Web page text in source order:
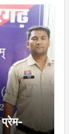
प्रेम-